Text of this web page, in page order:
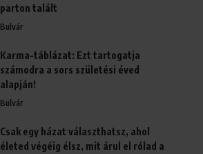
parton talált
Bulvár
Karma-táblázat: Ezt tartogatja
számodra a sors születési éved
alapján!
Bulvár
Csak egy házat választhatsz, ahol
életed végéig élsz, mit árul el rólad a